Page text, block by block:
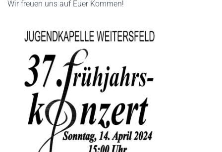
Wir freuen uns auf Euer Kommen!